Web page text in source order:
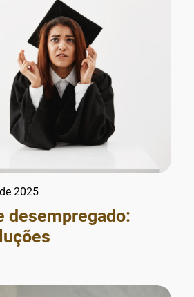
2025
desempregado: